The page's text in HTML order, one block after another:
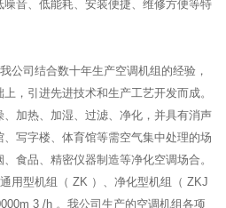
司结合数十年生产空调机组的经验，
，引进先进技术和生产工艺开发而成。
加热、加湿、过滤、净化，并具有消声
写字楼、体育馆等需空气集中处理的场
食品、精密仪器制造等净化空调场合。
型机组（ ZK ）、净化型机组（ ZKJ
3 /h 。我公司生产的空调机组各项